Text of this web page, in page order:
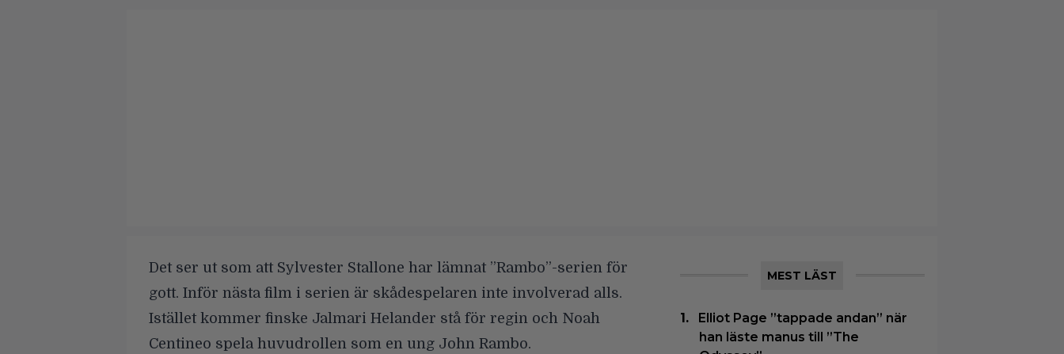
Det ser ut som att Sylvester Stallone har lämnat ”Rambo”-serien för
gott. Inför nästa film i serien är skådespelaren inte involverad alls.
Istället kommer finske Jalmari Helander stå för regin och Noah
Centineo spela huvudrollen som en ung John Rambo.
MEST LÄST
Elliot Page ”tappade andan” när
han läste manus till ”The